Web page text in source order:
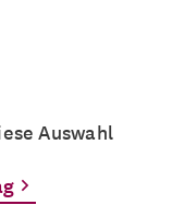
Auswahl